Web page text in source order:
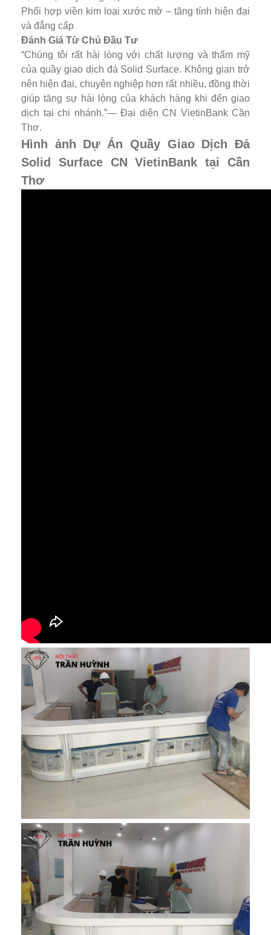
Phối hợp viền kim loại xước mờ – tăng tính hiện đại
và đẳng cấp
Đánh Giá Từ Chủ Đầu Tư
“Chúng tôi rất hài lòng với chất lượng và thẩm mỹ
của quầy giao dịch đá Solid Surface. Không gian trở
nên hiện đại, chuyên nghiệp hơn rất nhiều, đồng thời
giúp tăng sự hài lòng của khách hàng khi đến giao
dịch tại chi nhánh.”— Đại diện CN VietinBank Cần
Thơ.
Hình ảnh Dự Án Quầy Giao Dịch Đá
Solid Surface CN VietinBank tại Cần
Thơ